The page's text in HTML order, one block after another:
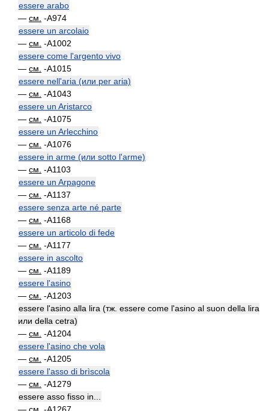
essere arabo
— см. -A974
essere un arcolaio
— см. -A1002
essere come l'argento vivo
— см. -A1015
essere nell'aria (или per aria)
— см. -A1043
essere un Aristarco
— см. -A1075
essere un Arlecchino
— см. -A1076
essere in arme (или sotto l'arme)
— см. -A1103
essere un Arpagone
— см. -A1137
essere senza arte né parte
— см. -A1168
essere un articolo di fede
— см. -A1177
essere in ascolto
— см. -A1189
essere l'asino
— см. -A1203
essere l'asino alla lira (тж. essere come l'asino al suon della lira
или della cetra)
— см. -A1204
essere l'asino che vola
— см. -A1205
essere l'asso di brìscola
— см. -A1279
essere asso fisso in...